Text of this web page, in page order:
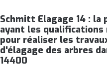
Schmitt Elagage 14 : la
ayant les qualifications
pour réaliser les
d'élagage des arbres
14400